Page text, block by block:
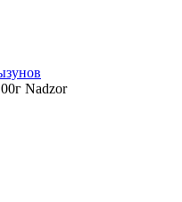
Nadzor